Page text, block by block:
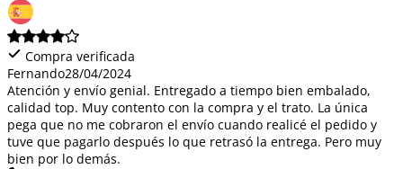
Compra verificada
Fernando28/04/2024
Atención y envío genial. Entregado a tiempo bien embalado,
calidad top. Muy contento con la compra y el trato. La única
pega que no me cobraron el envío cuando realicé el pedido y
tuve que pagarlo después lo que retrasó la entrega. Pero muy
bien por lo demás.